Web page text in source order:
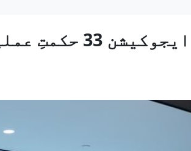
شیخ حمدان بن محمد